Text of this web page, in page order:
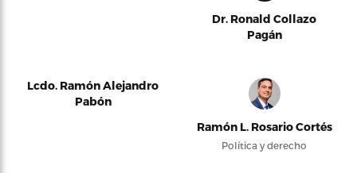
Dr. Ronald Collazo
Pagán
Lcdo. Ramón Alejandro
Pabón
Ramón L. Rosario Cortés
Política y derecho